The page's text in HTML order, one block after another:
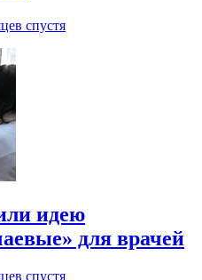
спустя
идею
для врачей
спустя